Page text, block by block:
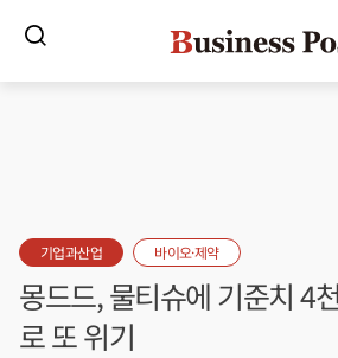
기업과산업 바이오·제약
몽드드, 물티슈에 기준치 4
로 또 위기